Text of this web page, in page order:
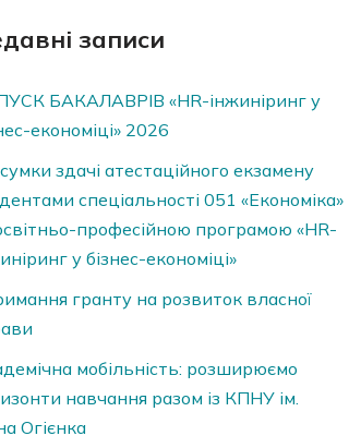
записи
БАКАЛАВРІВ «HR-інжиніринг у
економіці» 2026
здачі атестаційного екзамену
спеціальності 051 «Економіка»
професійною програмою «HR-
у бізнес-економіці»
гранту на розвиток власної
мобільність: розширюємо
навчання разом із КПНУ ім.
Огієнка